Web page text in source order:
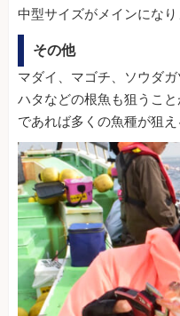
中型サイズがメインになり
その他
マダイ、マゴチ、ソウダ
ハタなどの根魚も狙うこ
であれば多くの魚種が狙